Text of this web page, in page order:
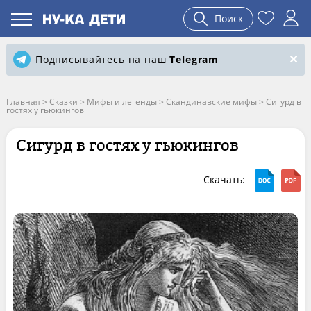
Поиск
Подписывайтесь на нашTelegram
Главная > Сказки > Мифы и легенды > Скандинавские мифы > Сигурд в
гостях у гьюкингов
Сигурд в гостях у гьюкингов
Скачать: